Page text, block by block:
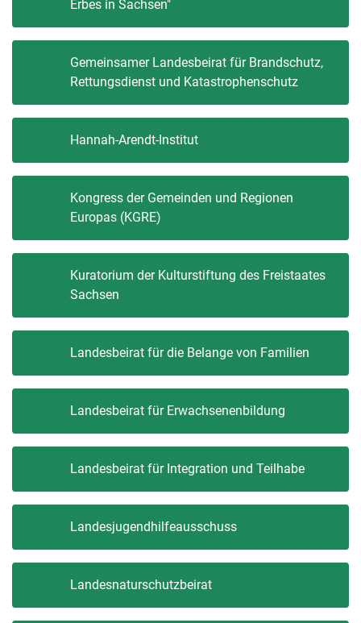
Erbes in Sachsen"
Gemeinsamer Landesbeirat für Brandschutz,
Rettungsdienst und Katastrophenschutz
Hannah-Arendt-Institut
Kongress der Gemeinden und Regionen
Europas (KGRE)
Kuratorium der Kulturstiftung des Freistaates
Sachsen
Landesbeirat für die Belange von Familien
Landesbeirat für Erwachsenenbildung
Landesbeirat für Integration und Teilhabe
Landesjugendhilfeausschuss
Landesnaturschutzbeirat